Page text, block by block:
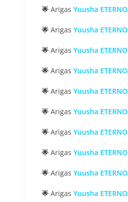
🌟 Arigas Yuusha ETERNO
🌟 Arigas Yuusha ETERNO
🌟 Arigas Yuusha ETERNO
🌟 Arigas Yuusha ETERNO
🌟 Arigas Yuusha ETERNO
🌟 Arigas Yuusha ETERNO
🌟 Arigas Yuusha ETERNO
🌟 Arigas Yuusha ETERNO
🌟 Arigas Yuusha ETERNO
🌟 Arigas Yuusha ETERNO